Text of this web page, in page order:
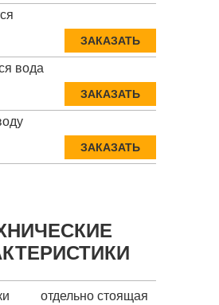
ЗАКАЗАТЬ
вода
ЗАКАЗАТЬ
ЗАКАЗАТЬ
отдельно стоящая